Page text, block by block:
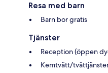
Resa med barn
Barn bor gratis
Tjänster
Reception (öppen
Kemtvätt/